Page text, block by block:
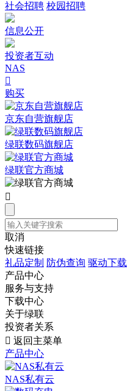
社会招聘 校园招聘
信息公开
投资者互动
NAS

购买
京东自营旗舰店
绿联数码旗舰店
绿联官方商城

取消
快速链接
礼品定制 防伪查询 驱动下载
产品中心
服务与支持
下载中心
关于绿联
投资者关系
 返回主菜单
产品中心
NAS私有云